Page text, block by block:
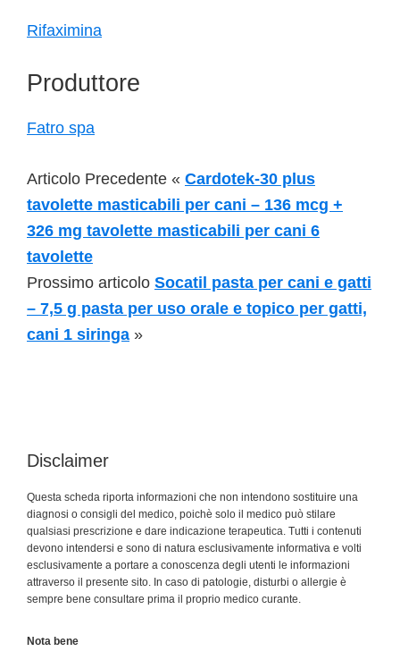
Rifaximina
Produttore
Fatro spa
Articolo Precedente « Cardotek-30 plus
tavolette masticabili per cani – 136 mcg +
326 mg tavolette masticabili per cani 6
tavolette
Prossimo articolo Socatil pasta per cani e gatti
– 7,5 g pasta per uso orale e topico per gatti,
cani 1 siringa »
Disclaimer
Questa scheda riporta informazioni che non intendono sostituire una
diagnosi o consigli del medico, poichè solo il medico può stilare
qualsiasi prescrizione e dare indicazione terapeutica. Tutti i contenuti
devono intendersi e sono di natura esclusivamente informativa e volti
esclusivamente a portare a conoscenza degli utenti le informazioni
attraverso il presente sito. In caso di patologie, disturbi o allergie è
sempre bene consultare prima il proprio medico curante.
Nota bene